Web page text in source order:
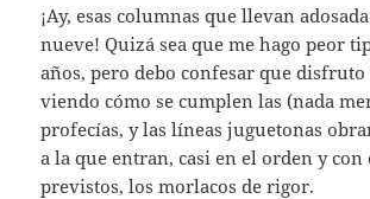
¡Ay, esas columnas que llevan
nueve! Quizá sea que me hago peor
años, pero debo confesar que
viendo cómo se cumplen las (nada
profecías, y las líneas juguetonas
a la que entran, casi en el orden y con
previstos, los morlacos de rigor.